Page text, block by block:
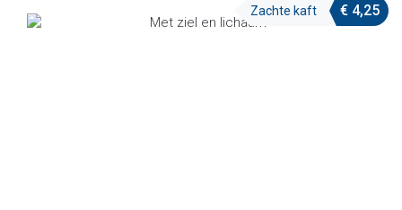
Zachte kaft € 4,25